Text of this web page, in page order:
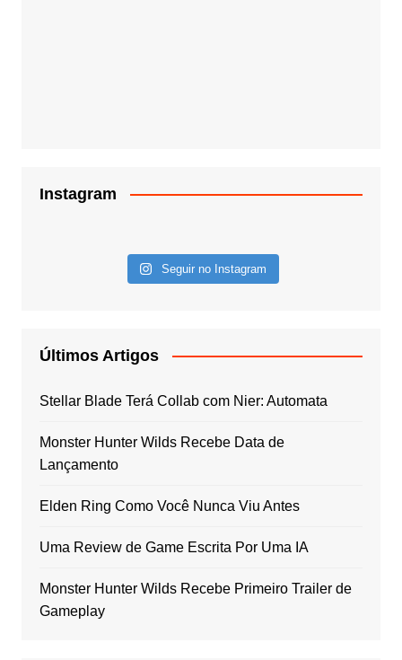
Instagram
Seguir no Instagram
Últimos Artigos
Stellar Blade Terá Collab com Nier: Automata
Monster Hunter Wilds Recebe Data de
Lançamento
Elden Ring Como Você Nunca Viu Antes
Uma Review de Game Escrita Por Uma IA
Monster Hunter Wilds Recebe Primeiro Trailer de
Gameplay